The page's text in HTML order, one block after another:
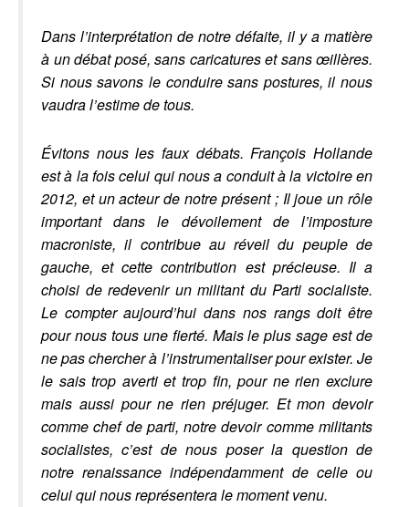
Dans l’interprétation de notre défaite, il y a matière
à un débat posé, sans caricatures et sans œillères.
Si nous savons le conduire sans postures, il nous
vaudra l’estime de tous.
Évitons nous les faux débats. François Hollande
est à la fois celui qui nous a conduit à la victoire en
2012, et un acteur de notre présent ; Il joue un rôle
important dans le dévoilement de l’imposture
macroniste, il contribue au réveil du peuple de
gauche, et cette contribution est précieuse. Il a
choisi de redevenir un militant du Parti socialiste.
Le compter aujourd’hui dans nos rangs doit être
pour nous tous une fierté. Mais le plus sage est de
ne pas chercher à l’instrumentaliser pour exister. Je
le sais trop averti et trop fin, pour ne rien exclure
mais aussi pour ne rien préjuger. Et mon devoir
comme chef de parti, notre devoir comme militants
socialistes, c’est de nous poser la question de
notre renaissance indépendamment de celle ou
celui qui nous représentera le moment venu.